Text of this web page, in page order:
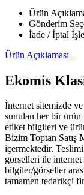
Ürün
Gönderim
İade / İptal
Ürün Açıklaması
Ekomis
İnternet sitemizde ve
sunulan her bir ürün
etiket bilgileri ve
Bizim Toptan Satış
içermektedir.
görselleri ile internet
bilgiler/görseller
tamamen tedarikçi